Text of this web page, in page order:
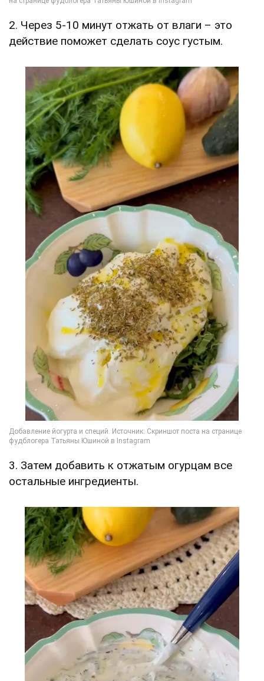
2. Через 5-10 минут отжать от влаги – это
действие поможет сделать соус густым.
3. Затем добавить к отжатым огурцам все
остальные ингредиенты.